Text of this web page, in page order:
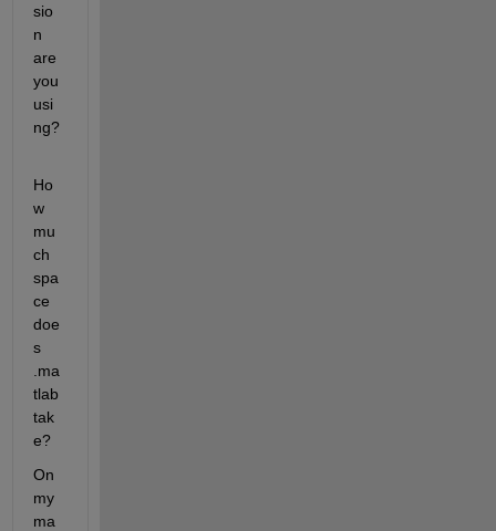
sio
n
are
you
usi
ng?
Ho
w
mu
ch
spa
ce
doe
s
.ma
tlab
tak
e?
On
my
ma